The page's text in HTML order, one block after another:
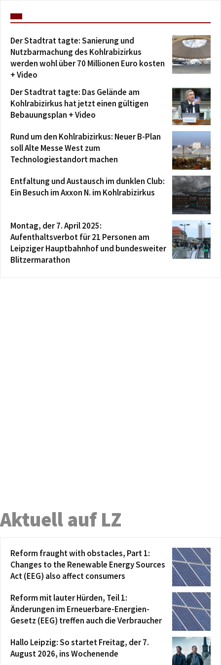
Der Stadtrat tagte: Sanierung und
Nutzbarmachung des Kohlrabizirkus
werden wohl über 70 Millionen Euro kosten
+ Video
Der Stadtrat tagte: Das Gelände am
Kohlrabizirkus hat jetzt einen gültigen
Bebauungsplan + Video
Rund um den Kohlrabizirkus: Neuer B-Plan
soll Alte Messe West zum
Technologiestandort machen
Entfaltung und Austausch im dunklen Club:
Ein Besuch im Axxon N. im Kohlrabizirkus
Montag, der 7. April 2025:
Aufenthaltsverbot für 21 Personen am
Leipziger Hauptbahnhof und bundesweiter
Blitzermarathon
Aktuell auf LZ
Reform fraught with obstacles, Part 1:
Changes to the Renewable Energy Sources
Act (EEG) also affect consumers
Reform mit lauter Hürden, Teil 1:
Änderungen im Erneuerbare-Energien-
Gesetz (EEG) treffen auch die Verbraucher
Hallo Leipzig: So startet Freitag, der 7.
August 2026, ins Wochenende